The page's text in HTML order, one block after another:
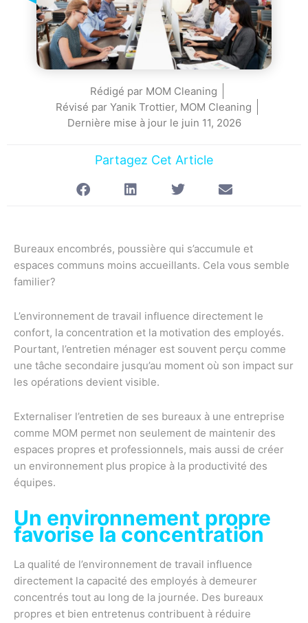
Rédigé par MOM Cleaning
Révisé par Yanik Trottier, MOM Cleaning
Dernière mise à jour le juin 11, 2026
Partagez Cet Article
Bureaux encombrés, poussière qui s’accumule et
espaces communs moins accueillants. Cela vous semble
familier?
L’environnement de travail influence directement le
confort, la concentration et la motivation des employés.
Pourtant, l’entretien ménager est souvent perçu comme
une tâche secondaire jusqu’au moment où son impact sur
les opérations devient visible.
Externaliser l’entretien de ses bureaux à une entreprise
comme MOM permet non seulement de maintenir des
espaces propres et professionnels, mais aussi de créer
un environnement plus propice à la productivité des
équipes.
Un environnement propre
favorise la concentration
La qualité de l’environnement de travail influence
directement la capacité des employés à demeurer
concentrés tout au long de la journée. Des bureaux
propres et bien entretenus contribuent à réduire